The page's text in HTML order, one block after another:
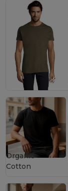
Organic
Cotton